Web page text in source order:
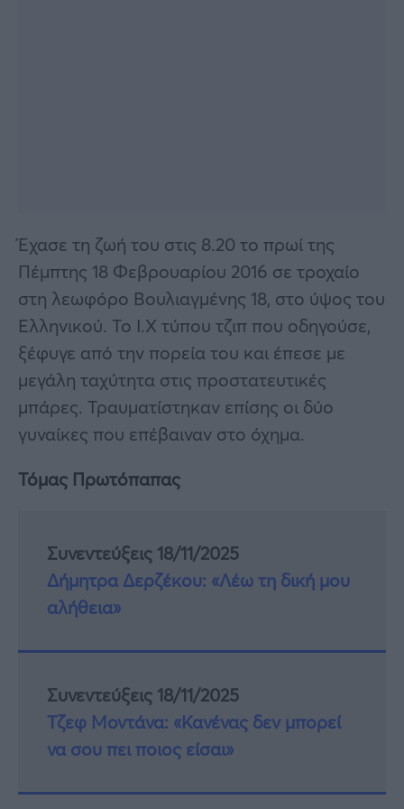
Έχασε τη ζωή του στις 8.20 το πρωί της
Πέμπτης 18 Φεβρουαρίου 2016 σε τροχαίο
στη λεωφόρο Βουλιαγμένης 18, στο ύψος του
Ελληνικού. Το Ι.Χ τύπου τζιπ που οδηγούσε,
ξέφυγε από την πορεία του και έπεσε με
μεγάλη ταχύτητα στις προστατευτικές
μπάρες. Τραυματίστηκαν επίσης οι δύο
γυναίκες που επέβαιναν στο όχημα.
Τόμας Πρωτόπαπας
Συνεντεύξεις 18/11/2025
Δήμητρα Δερζέκου: «Λέω τη δική μου
αλήθεια»
Συνεντεύξεις 18/11/2025
Τζεφ Μοντάνα: «Κανένας δεν μπορεί
να σου πει ποιος είσαι»